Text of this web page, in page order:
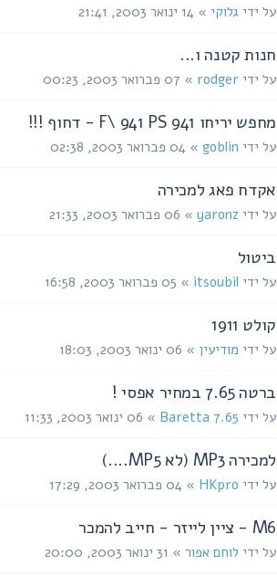
על ידי גלוקי » 14 ינואר 2003, 21:41
חנות קטנה ו...
על ידי rodger » 07 פברואר 2003, 00:23
מחפש יריחו 941 F\ 941 PS - דחוף !!!
על ידי goblin » 04 פברואר 2003, 02:38
אקדח פאג למכירה
על ידי yaronz » 06 פברואר 2003, 21:33
ביטול
על ידי itsoubil » 05 פברואר 2003, 16:58
קולט 1911
על ידי מודיעין » 06 ינואר 2003, 18:03
ברטה 7.65 במחיר אפסי !
על ידי Baretta 7.65 » 06 ינואר 2003, 11:33
למכירה MP3 (לא MP5....)
על ידי HKpro » 04 פברואר 2003, 17:29
M6 - ציין לייזר - חייב להמכר
על ידי לוחם אפור » 31 ינואר 2003, 20:00